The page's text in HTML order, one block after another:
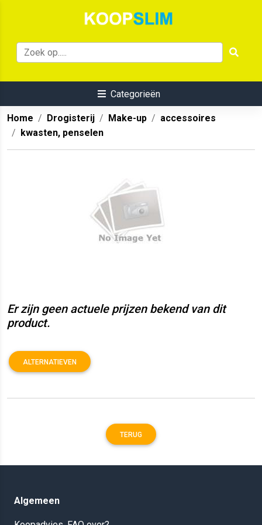
Categorieën
Home Drogisterij Make-up
accessoires
kwasten, penselen
Er zijn geen actuele prijzen bekend van dit
product.
ALTERNATIEVEN
TERUG
Algemeen